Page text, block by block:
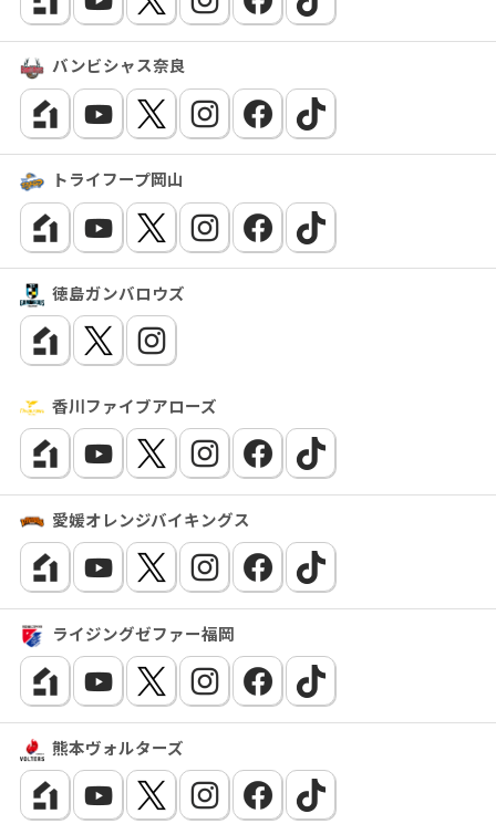
バンビシャス奈良
トライフープ岡山
徳島ガンバロウズ
香川ファイブアローズ
愛媛オレンジバイキングス
ライジングゼファー福岡
熊本ヴォルターズ